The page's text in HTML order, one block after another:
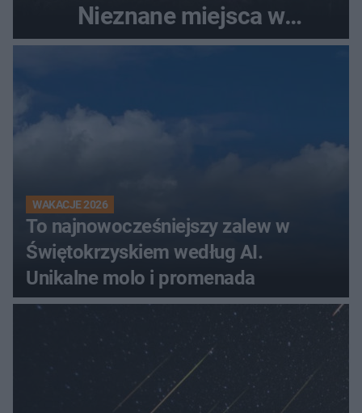
Nieznane miejsca w
Świętokrzyskiem
WAKACJE 2026
To najnowocześniejszy zalew w
Świętokrzyskiem według AI.
Unikalne molo i promenada